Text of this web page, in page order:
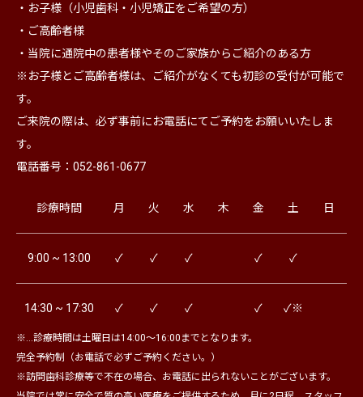
・お子様（小児歯科・小児矯正をご希望の方）
・ご高齢者様
・当院に通院中の患者様やそのご家族からご紹介のある方
※お子様とご高齢者様は、ご紹介がなくても初診の受付が可能で
す。
ご来院の際は、必ず事前にお電話にてご予約をお願いいたしま
す。
電話番号：052-861-0677
診療時間 月 火 水 木 金 土 日
9:00 ~ 13:00 ✓ ✓ ✓ ✓ ✓
14:30 ~ 17:30 ✓ ✓ ✓ ✓ ✓※
※…診療時間は土曜日は14:00～16:00までとなります。
完全予約制（お電話で必ずご予約ください。）
※訪問歯科診療等で不在の場合、お電話に出られないことがございます。